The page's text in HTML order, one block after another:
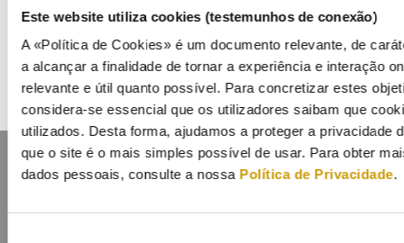
Este website utiliza cookies (testemunhos de conexão)
A «Política de Cookies» é um documento relevante, de
a alcançar a finalidade de tornar a experiência e interação
relevante e útil quanto possível. Para concretizar estes
considera-se essencial que os utilizadores saibam que
utilizados. Desta forma, ajudamos a proteger a privacidade
que o site é o mais simples possível de usar. Para obter
dados pessoais, consulte a nossa Política de Privacidade.
Canais de Denúncias